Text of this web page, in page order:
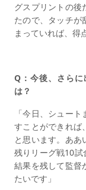
グスプリントの後
たので、タッチが
まっていれば、得
Q：今後、さら
は？
「今日、シュー
すことができれば
と思います。ああ
残りリーグ戦10試
結果を残して監督
たいです」